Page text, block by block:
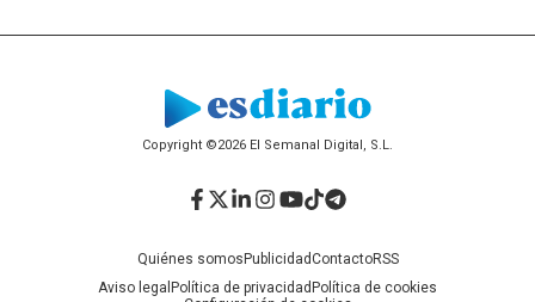
Copyright ©2026 El Semanal Digital, S.L.
Quiénes somos PublicidadContactoRSS
Aviso legal Política de privacidad Política de cookies
Facebook
Twitter
LinkedIn
Instagram
YouTube
TikTok
Telegram